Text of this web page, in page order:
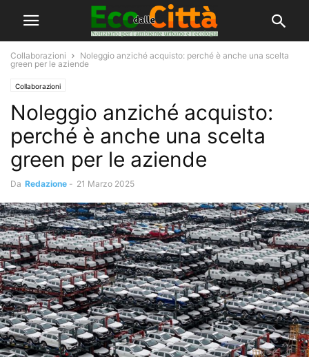
Collaborazioni
Noleggio anziché acquisto: perché è anche una scelta
green per le aziende
Collaborazioni
Noleggio anziché acquisto:
perché è anche una scelta
green per le aziende
Da Redazione - 21 Marzo 2025